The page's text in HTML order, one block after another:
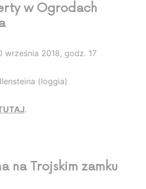
w Ogrodach
września 2018, godz. 17
(loggia)
.
na Trojskim zamku